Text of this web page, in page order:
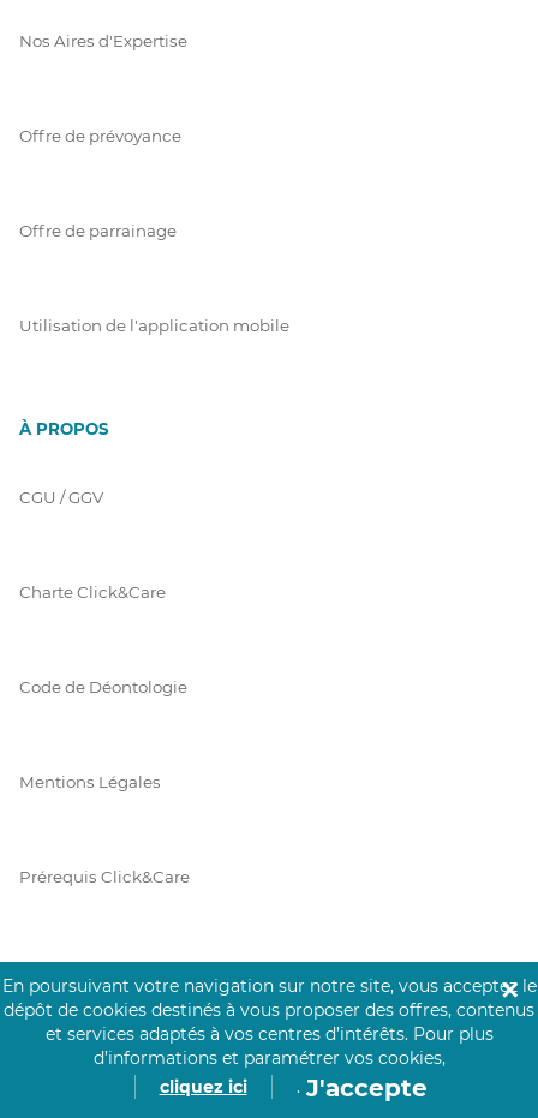
Nos Aires d'Expertise
Offre de prévoyance
Offre de parrainage
Utilisation de l'application mobile
À PROPOS
CGU / GGV
Charte Click&Care
Code de Déontologie
Mentions Légales
Prérequis Click&Care
Vie Privée
En poursuivant votre navigation sur notre site, vous acceptez le
dépôt de cookies destinés à vous proposer des offres, contenus
et services adaptés à vos centres d’intérêts. Pour plus
d’informations et paramétrer vos cookies,
cliquez ici
. J'accepte
✕